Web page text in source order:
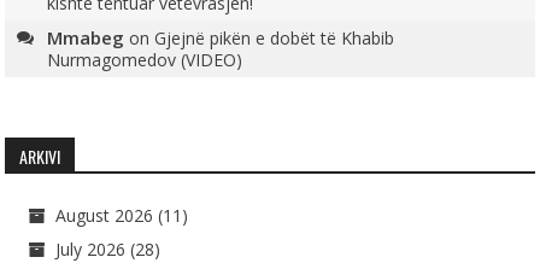
Mmabeg onGjejnë pikën e dobët të Khabib
Nurmagomedov (VIDEO)
ARKIVI
August 2026 (11)
July 2026 (28)